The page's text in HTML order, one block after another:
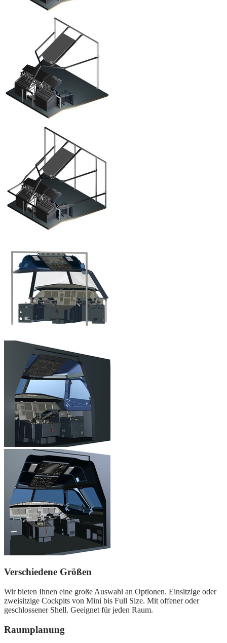
Verschiedene Größen
Wir bieten Ihnen eine große Auswahl an Optionen. Einsitzige oder
zweisitzige Cockpits von Mini bis Full Size. Mit offener oder
geschlossener Shell. Geeignet für jeden Raum.
Raumplanung